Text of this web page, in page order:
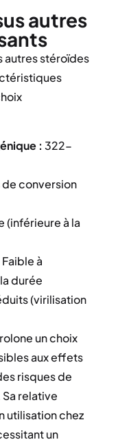
autres
autres stéroïdes
: 322-
de conversion
(inférieure à la
Faible à
durée
(virilisation
un choix
aux effets
risques de
relative
utilisation chez
un